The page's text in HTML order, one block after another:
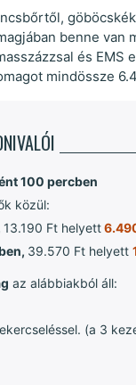
benne van
és EMS
mindössze
100 percben
közül:
13.190 Ft helyett
39.570 Ft helyett
az alábbiakból áll:
(a 3